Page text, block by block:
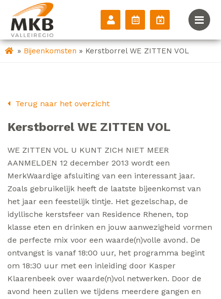
» Bijeenkomsten » Kerstborrel WE ZITTEN VOL
Terug naar het overzicht
Kerstborrel WE ZITTEN VOL
WE ZITTEN VOL U KUNT ZICH NIET MEER
AANMELDEN 12 december 2013 wordt een
MerkWaardige afsluiting van een interessant jaar.
Zoals gebruikelijk heeft de laatste bijeenkomst van
het jaar een feestelijk tintje. Het gezelschap, de
idyllische kerstsfeer van Residence Rhenen, top
klasse eten en drinken en jouw aanwezigheid vormen
de perfecte mix voor een waarde(n)volle avond. De
ontvangst is vanaf 18:00 uur, het programma begint
om 18:30 uur met een inleiding door Kasper
Klaarenbeek over waarde(n)vol netwerken. Door de
avond heen zullen we tijdens meerdere gangen en